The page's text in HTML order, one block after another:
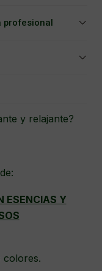
profesional
y relajante?
ESENCIAS Y
colores.